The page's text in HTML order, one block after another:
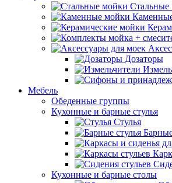
Стальные
Дозаторы
Мебель
Обеденные группы
Кухонные и барные стулья
Стулья
Кухонные и барные столы